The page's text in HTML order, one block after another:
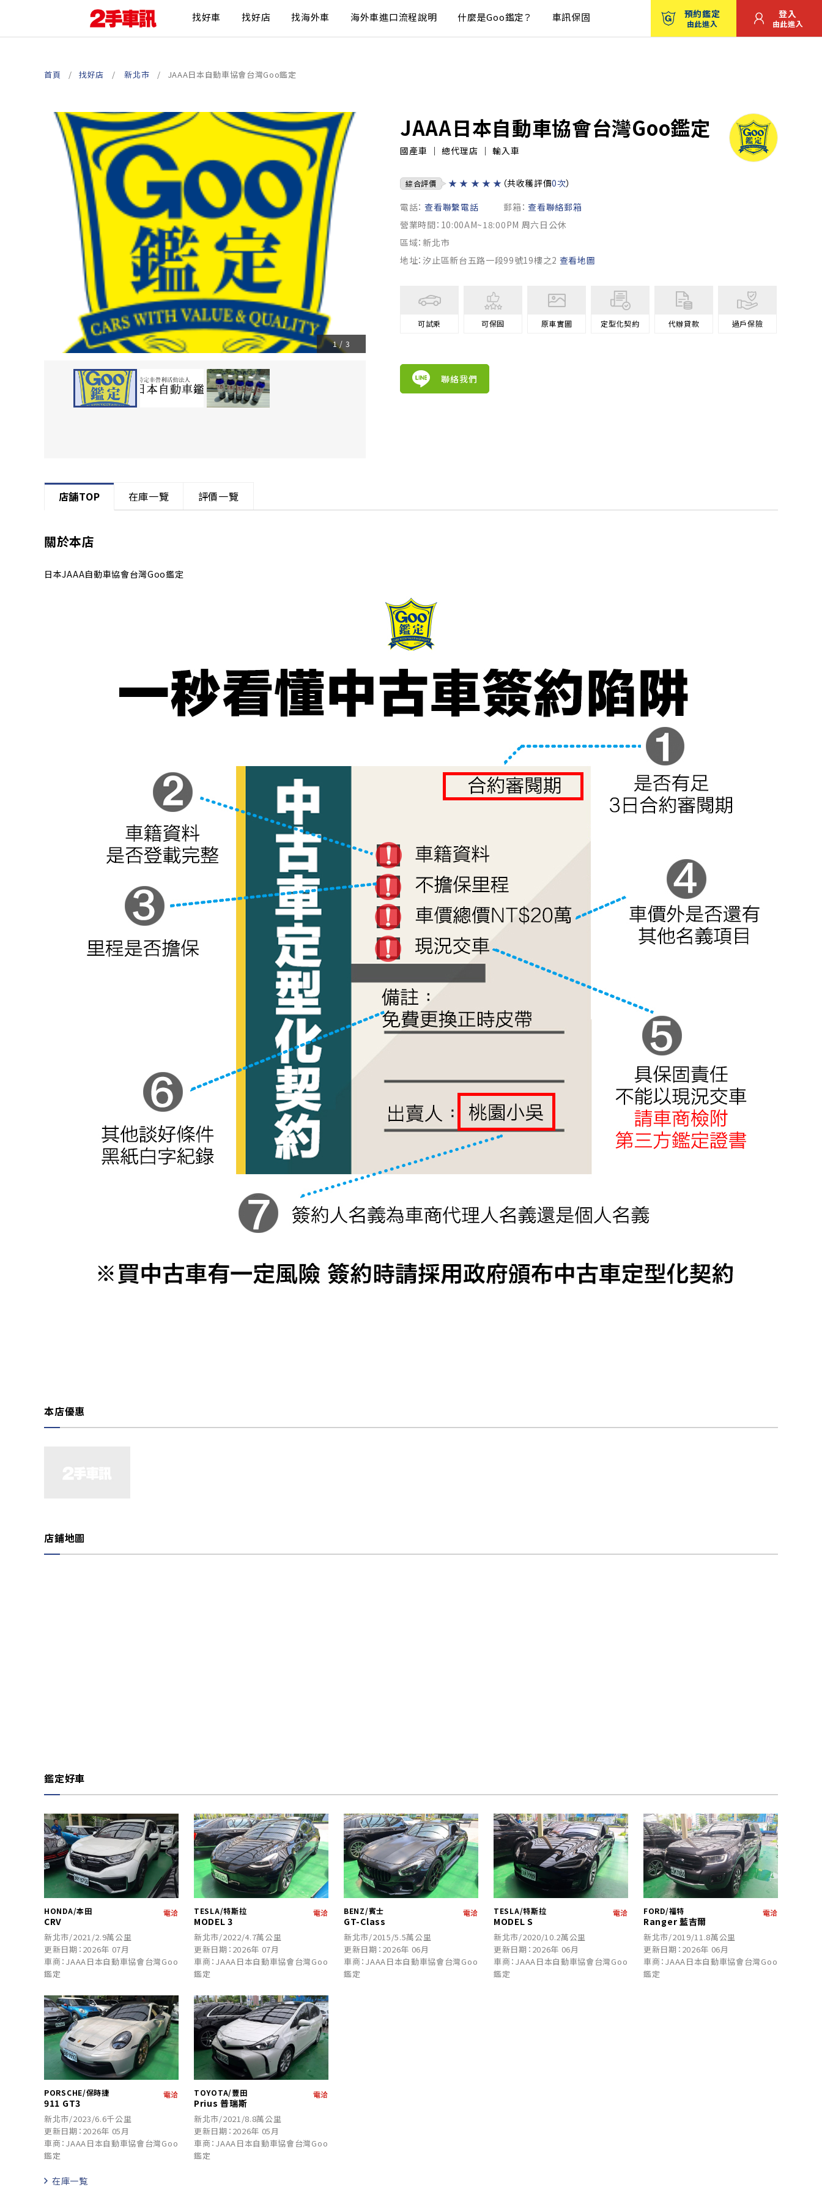
找好車 找好店 找海外車 海外車進口流程說明 什麼是Goo鑑定？ 車訊保固 預約鑑定
由此進入
登入
由此進入
首頁 找好店 新北市 JAAA日本自動車協會台灣Goo鑑定
JAAA日本自動車協會台灣Goo鑑定
國產車 ｜ 總代理店 ｜ 輸入車
1/ 3
綜合評價 ★ ★ ★ ★ ★ （共收穫評價0次）
電話： 查看聯繫電話 郵箱： 查看聯絡郵箱
營業時間：10:00AM~18:00PM 周六日公休
區域：新北市
地址：汐止區新台五路一段99號19樓之2 查看地圖
可試乘 可保固 原車實圖 定型化契約 代辦貸款 過戶保險
聯絡我們
店舗TOP 在庫一覽 評價一覽
關於本店
日本JAAA自動車協會台灣Goo鑑定
本店優惠
店鋪地圖
鑑定好車
HONDA/本田
CRV
電洽
新北市/2021/2.9萬公里
更新日期：2026年 07月
車商：JAAA日本自動車協會台灣Goo
鑑定
TESLA/特斯拉
MODEL 3
電洽
新北市/2022/4.7萬公里
更新日期：2026年 07月
車商：JAAA日本自動車協會台灣Goo
鑑定
BENZ/賓士
GT-Class
電洽
新北市/2015/5.5萬公里
更新日期：2026年 06月
車商：JAAA日本自動車協會台灣Goo
鑑定
TESLA/特斯拉
MODEL S
電洽
新北市/2020/10.2萬公里
更新日期：2026年 06月
車商：JAAA日本自動車協會台灣Goo
鑑定
FORD/福特
Ranger 藍吉爾
電洽
新北市/2019/11.8萬公里
更新日期：2026年 06月
車商：JAAA日本自動車協會台灣Goo
鑑定
PORSCHE/保時捷
911 GT3
電洽
新北市/2023/6.6千公里
更新日期：2026年 05月
車商：JAAA日本自動車協會台灣Goo
鑑定
TOYOTA/豐田
Prius 普瑞斯
電洽
新北市/2021/8.8萬公里
更新日期：2026年 05月
車商：JAAA日本自動車協會台灣Goo
鑑定
在庫一覧